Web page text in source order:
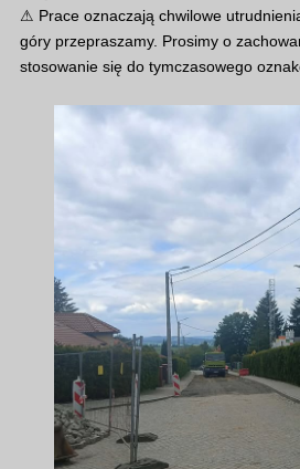
⚠ Prace oznaczają chwilowe
góry przepraszamy. Prosimy o
stosowanie się do tymczasowego